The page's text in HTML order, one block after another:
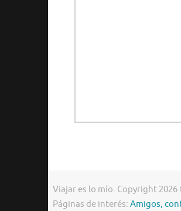
Viajar es lo mío. Copyright
Páginas de interés: Amigos,